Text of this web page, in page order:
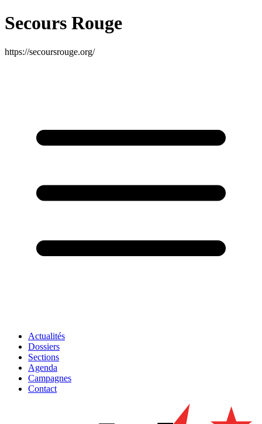
Secours Rouge
https://secoursrouge.org/
Actualités
Dossiers
Sections
Agenda
Campagnes
Contact